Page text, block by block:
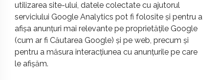
utilizarea site-ului, datele colectate cu ajutorul
serviciului Google Analytics pot fi folosite și pentru a
afișa anunțuri mai relevante pe proprietățile Google
(cum ar fi Căutarea Google) și pe web, precum și
pentru a măsura interacțiunea cu anunțurile pe care
le afișăm.